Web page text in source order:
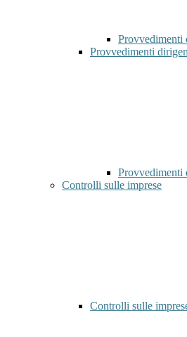
Provvedimenti
Provvedimenti
Provvedimenti
Controlli sulle imprese
Controlli sulle